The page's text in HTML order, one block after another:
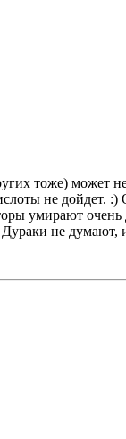
тоже) может
не дойдет.
умирают очень
не